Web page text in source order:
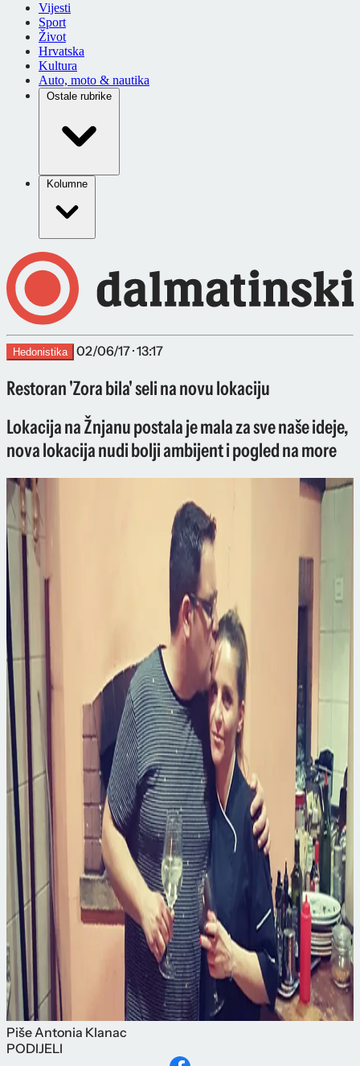
Vijesti
Sport
Život
Hrvatska
Kultura
Auto, moto & nautika
Ostale rubrike
Kolumne
Hedonistika 02/06/17 · 13:17
Restoran 'Zora bila' seli na novu lokaciju
Lokacija na Žnjanu postala je mala za sve naše ideje,
nova lokacija nudi bolji ambijent i pogled na more
PišeAntonia Klanac
PODIJELI